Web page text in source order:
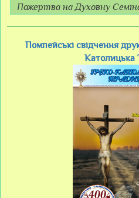
Пожертва на Духовну
Помпейські свідчення
Католицька